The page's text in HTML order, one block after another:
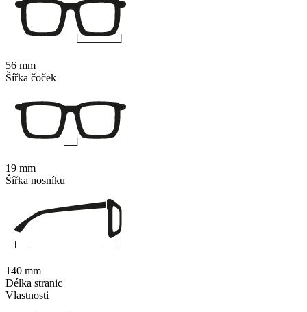
Vlastnosti
56 mm
Šířka čoček
19 mm
Šířka nosníku
140 mm
Délka stranic